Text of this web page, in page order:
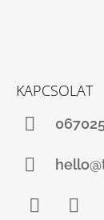
KAPCSOLAT